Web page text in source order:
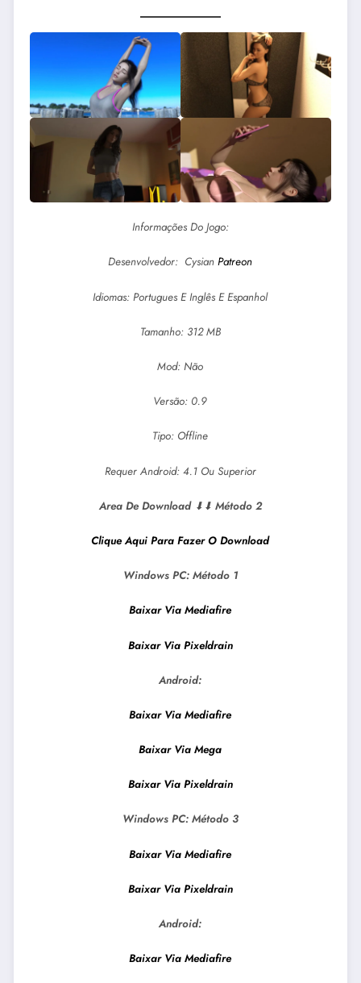
Informações Do Jogo:
Desenvolvedor: CysianPatreon
Idiomas: Portugues E Inglês E Espanhol
Tamanho: 312 MB
Mod: Não
Versão: 0.9
Tipo: Offline
Requer Android: 4.1 Ou Superior
Area De Download⬇⬇ Método 2
Clique Aqui Para FAzer O Download
Windows PC: Método 1
Baixar Via Mediafire
Baixar Via Pixeldrain
Android:
Baixar Via Mediafire
Baixar Via Mega
Baixar Via Pixeldrain
Windows PC: Método 3
Baixar Via Mediafire
Baixar Via Pixeldrain
Android:
Baixar Via Mediafire